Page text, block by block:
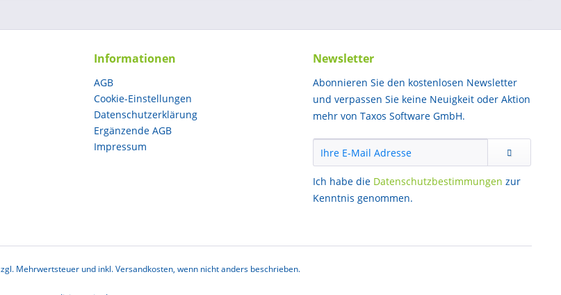
Informationen
AGB
Cookie-Einstellungen
Datenschutzerklärung
Ergänzende AGB
Impressum
Newsletter
Abonnieren Sie den kostenlosen Newsletter
und verpassen Sie keine Neuigkeit oder Aktion
mehr von Taxos Software GmbH.
Ich habe die Datenschutzbestimmungen zur
Kenntnis genommen.
Mehrwertsteuer und inkl. Versandkosten, wenn nicht anders beschrieben.